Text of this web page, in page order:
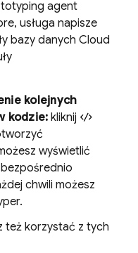
agent
, usługa napisze
bazy danych Cloud
kolejnych
kodzie: kliknij
wyświetlić
chwili możesz
.
też korzystać z tych